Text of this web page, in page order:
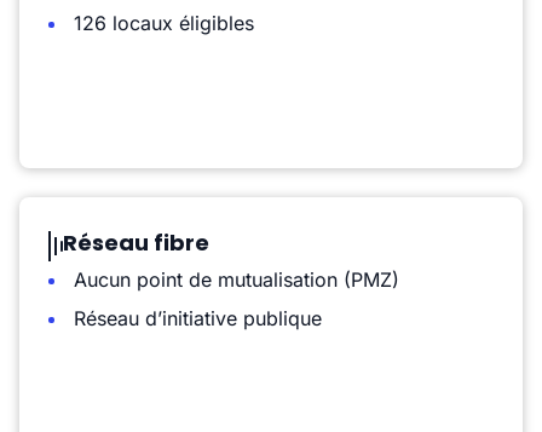
126 locaux éligibles
Réseau fibre
Aucun point de mutualisation (PMZ)
Réseau d’initiative publique